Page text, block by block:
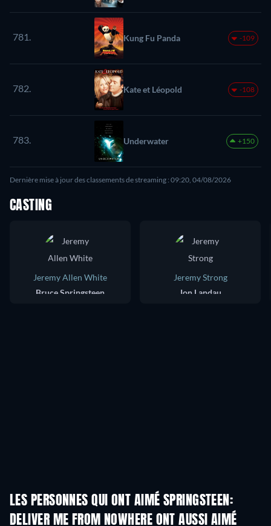
781. Kung Fu Panda -109
782. Kate et Léopold -108
783. Underwater +150
Dernière mise à jour des classements de streaming : 09:20, 04/08/2026
CASTING
Jeremy Allen White
Bruce Springsteen
Jeremy Strong
Jon Landau
LES PERSONNES QUI ONT AIMÉ SPRINGSTEEN:
DELIVER ME FROM NOWHERE ONT AUSSI AIMÉ